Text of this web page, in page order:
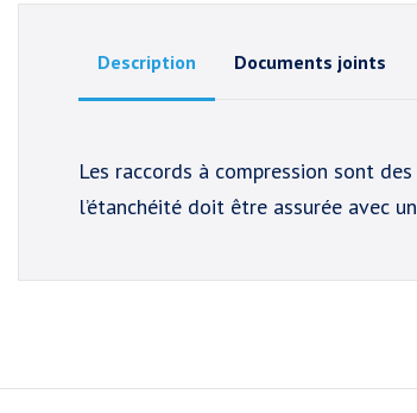
Description Documents joints
Les raccords à compression sont
l’étanchéité doit être assurée avec